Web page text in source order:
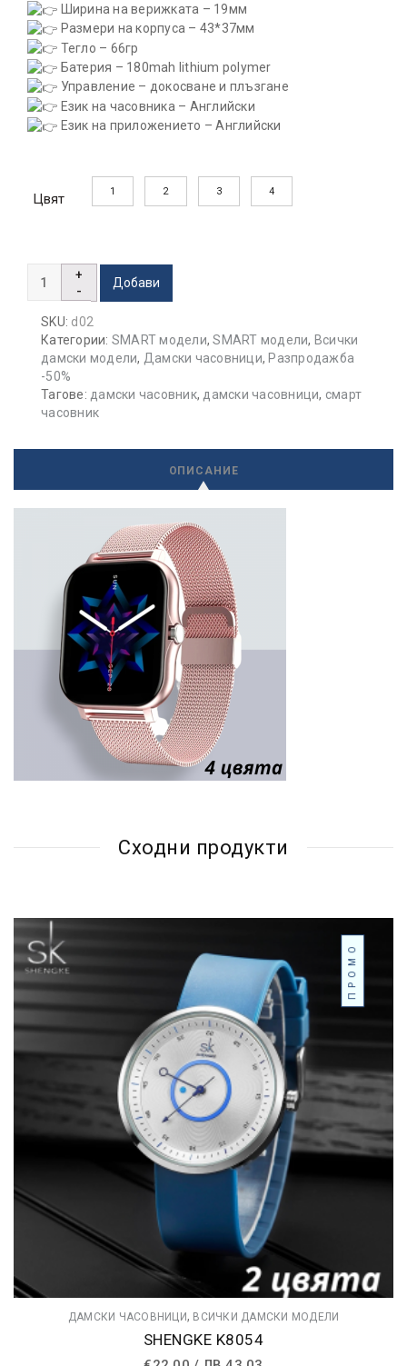
Ширина на верижката – 19мм
Размери на корпуса – 43*37мм
Тегло – 66гр
Батерия – 180mah lithium polymer
Управление – докосване и плъзгане
Език на часовника – Английски
Език на приложението – Английски
Цвят 1 2 3 4
GT20
Добави
SKU: d02
Категории: SMART модели,SMART модели, Всички
дамски модели, Дамски часовници,Разпродажба
-50%
Тагове: дамски часовник, дамски часовници, смарт
часовник
ОПИСАНИЕ
Сходни продукти
ПРОМО
ДАМСКИ ЧАСОВНИЦИ, ВСИЧКИ ДАМСКИ МОДЕЛИ
SHENGKE K8054